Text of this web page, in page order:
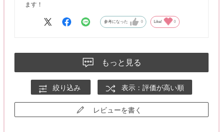
ます！
参考になった 0 Like! 0
もっと見る
絞り込み 表示：評価が高い順
レビューを書く